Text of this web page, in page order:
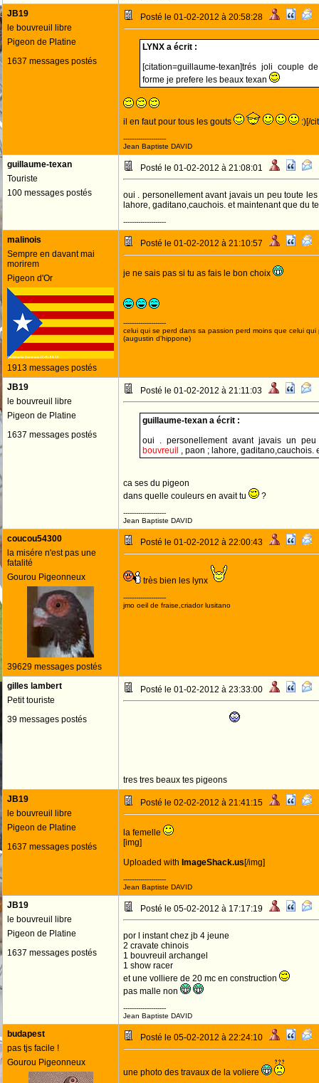
JB19
le bouvreuil libre
Pigeon de Platine
1637 messages postés
Posté le 01-02-2012 à 20:58:28
LYNX a écrit :
[citation=guillaume-texan]trés joli couple
forme je prefere les beaux texan
il en faut pour tous les gouts :)[/
--------------------
Jean Baptiste DAVID
guillaume-texan
Touriste
100 messages postés
Posté le 01-02-2012 à 21:08:01
oui . personellement avant javais un peu toute
lahore, gaditano,cauchois. et maintenant que du
--------------------
malinois
Sempre en davant mai
morirem
Pigeon d'Or
1913 messages postés
Posté le 01-02-2012 à 21:10:57
je ne sais pas si tu as fais le bon choix
--------------------
celui qui se perd dans sa passion perd moins que celui qui
(augustin d'hippone)
JB19
le bouvreuil libre
Pigeon de Platine
1637 messages postés
Posté le 01-02-2012 à 21:11:03
guillaume-texan a écrit :
oui . personellement avant javais un
bouvreuil , paon ; lahore, gaditano,cauchois.
ca ses du pigeon
dans quelle couleurs en avait tu
?
--------------------
Jean Baptiste DAVID
coucou54300
la misére n'est pas une
fatalité
Gourou Pigeonneux
39629 messages postés
Posté le 01-02-2012 à 22:00:43
très bien les lynx
--------------------
jmo oeil de fraise,criador lusitano
gilles lambert
Petit touriste
39 messages postés
Posté le 01-02-2012 à 23:33:00
tres tres beaux tes pigeons
JB19
le bouvreuil libre
Pigeon de Platine
1637 messages postés
Posté le 02-02-2012 à 21:41:15
la femelle
[img]
Uploaded with ImageShack.us[/img]
--------------------
Jean Baptiste DAVID
JB19
le bouvreuil libre
Pigeon de Platine
1637 messages postés
Posté le 05-02-2012 à 17:17:19
por l instant chez jb 4 jeune
2 cravate chinois
1 bouvreuil archangel
1 show racer
et une volliere de 20 mc en construction
pas malle non
--------------------
Jean Baptiste DAVID
budapest
pas tjs facile !
Gourou Pigeonneux
Posté le 05-02-2012 à 22:24:10
une photo des travaux de la voliere